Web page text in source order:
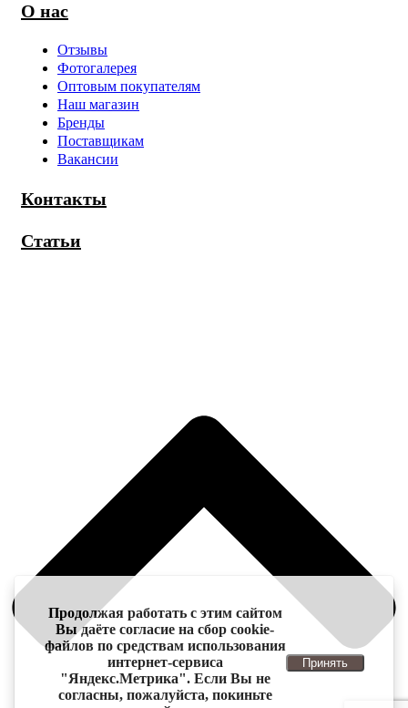
О нас
Отзывы
Фотогалерея
Оптовым покупателям
Наш магазин
Бренды
Поставщикам
Вакансии
Контакты
Статьи
Продолжая работать с этим сайтом
Вы даёте согласие на сбор cookie-
файлов по средствам использования
интернет-сервиса
"Яндекс.Метрика". Если Вы не
согласны, пожалуйста, покиньте
Принять